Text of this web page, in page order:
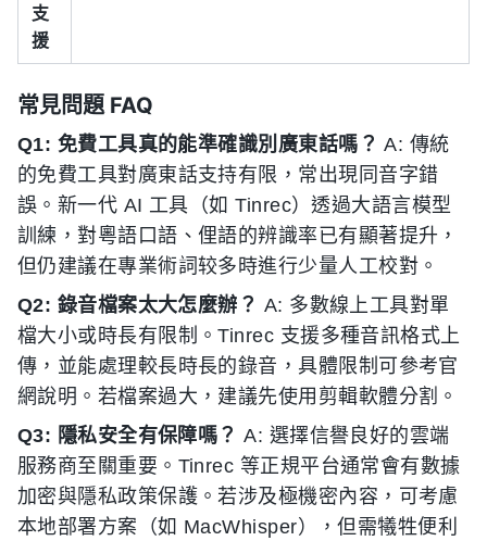
支
援
常見問題 FAQ
Q1: 免費工具真的能準確識別廣東話嗎？ A: 傳統
的免費工具對廣東話支持有限，常出現同音字錯
誤。新一代 AI 工具（如 Tinrec）透過大語言模型
訓練，對粵語口語、俚語的辨識率已有顯著提升，
但仍建議在專業術詞较多時進行少量人工校對。
Q2: 錄音檔案太大怎麼辦？ A: 多數線上工具對單
檔大小或時長有限制。Tinrec 支援多種音訊格式上
傳，並能處理較長時長的錄音，具體限制可參考官
網說明。若檔案過大，建議先使用剪輯軟體分割。
Q3: 隱私安全有保障嗎？ A: 選擇信譽良好的雲端
服務商至關重要。Tinrec 等正規平台通常會有數據
加密與隱私政策保護。若涉及極機密內容，可考慮
本地部署方案（如 MacWhisper），但需犧牲便利